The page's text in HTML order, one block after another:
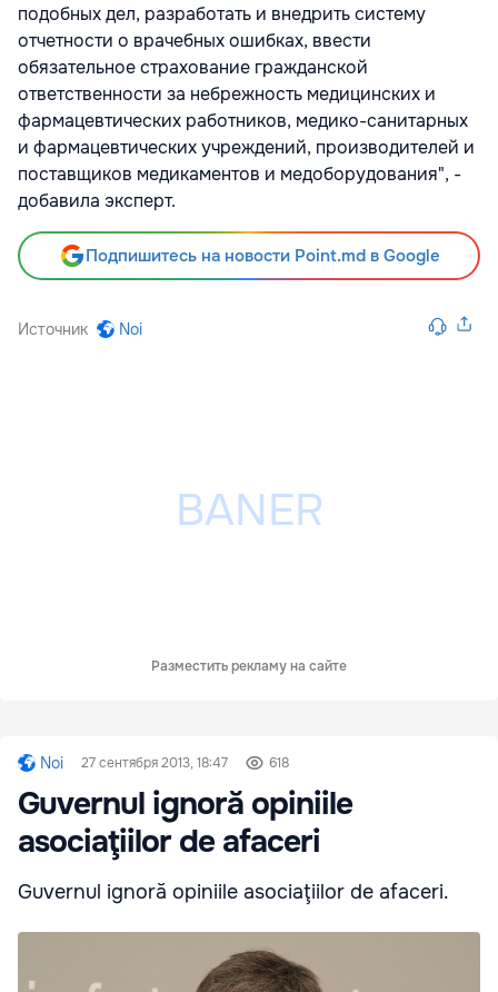
подобных дел, разработать и внедрить систему
отчетности о врачебных ошибках, ввести
обязательное страхование гражданской
ответственности за небрежность медицинских и
фармацевтических работников, медико-санитарных
и фармацевтических учреждений, производителей и
поставщиков медикаментов и медоборудования", -
добавила эксперт.
Подпишитесь на новости Point.md в Google
Источник Noi
Разместить рекламу на сайте
Noi 27 сентября 2013, 18:47 618
Guvernul ignoră opiniile
asociaţiilor de afaceri
Guvernul ignoră opiniile asociaţiilor de afaceri.